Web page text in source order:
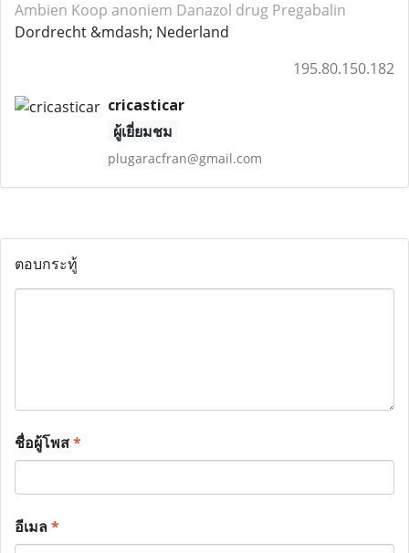
Ambien Koop anoniem Danazol drug Pregabalin
Dordrecht &mdash; Nederland
195.80.150.182
cricasticar
ผู้เยี่ยมชม
plugaracfran@gmail.com
ตอบกระทู้
ชื่อผู้โพส*
อีเมล*